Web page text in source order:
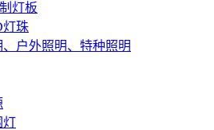
灯板
灯珠
户外照明、特种照明
灯